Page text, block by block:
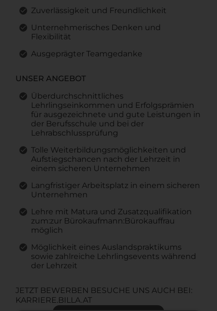
Zuverlässigkeit und Freundlichkeit
Unternehmerisches Denken und
Flexibilität
Ausgeprägter Teamgedanke
UNSER ANGEBOT
Überdurchschnittliches
Lehrlingseinkommen und Erfolgsprämien
für ausgezeichnete und gute Leistungen in
der Berufsschule und bei der
Lehrabschlussprüfung
Tolle Weiterbildungsmöglichkeiten und
Aufstiegschancen nach der Lehrzeit in
einem sicheren Unternehmen
Langfristiger Arbeitsplatz in einem sicheren
Unternehmen
Lehre mit Matura und Zusatzqualifikation
zum:zur Bürokaufmann:Bürokauffrau
möglich
Möglichkeit eines Auslandspraktikums
sowie zahlreiche Lehrlingsevents während
der Lehrzeit
JETZT BEWERBEN BESUCHE UNS AUCH BEI:
KARRIERE.BILLA.AT